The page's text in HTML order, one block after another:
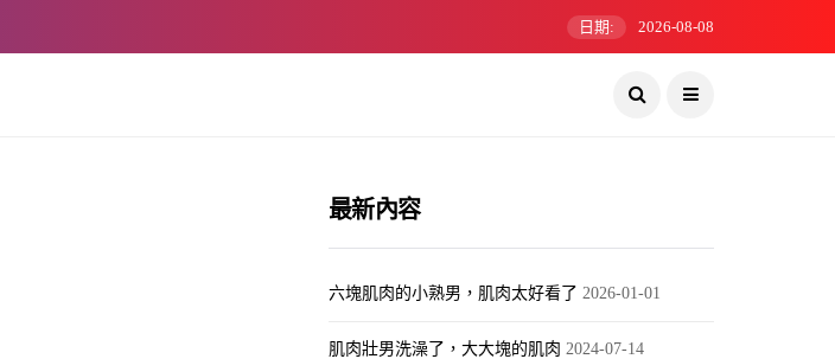
日期: 2026-08-08
最新內容
六塊肌肉的小熟男，肌肉太好看了 2026-01-01
肌肉壯男洗澡了，大大塊的肌肉 2024-07-14